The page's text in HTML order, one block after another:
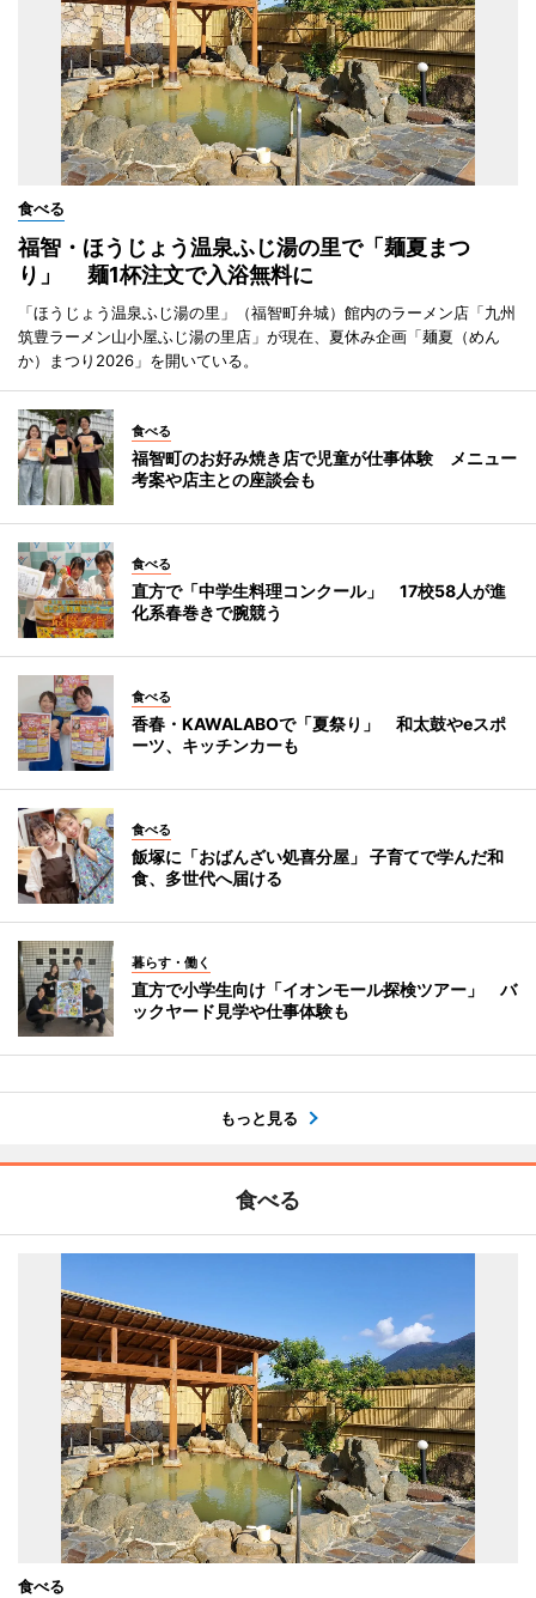
食べる
福智・ほうじょう温泉ふじ湯の里で「麺夏まつ
り」 麺1杯注文で入浴無料に
「ほうじょう温泉ふじ湯の里」（福智町弁城）館内のラーメン店「九州
筑豊ラーメン山小屋ふじ湯の里店」が現在、夏休み企画「麺夏（めん
か）まつり2026」を開いている。
食べる
福智町のお好み焼き店で児童が仕事体験 メニュー
考案や店主との座談会も
食べる
直方で「中学生料理コンクール」 17校58人が進
化系春巻きで腕競う
食べる
香春・KAWALABOで「夏祭り」 和太鼓やeスポ
ーツ、キッチンカーも
食べる
飯塚に「おばんざい処喜分屋」 子育てで学んだ和
食、多世代へ届ける
暮らす・働く
直方で小学生向け「イオンモール探検ツアー」 バ
ックヤード見学や仕事体験も
もっと見る
食べる
食べる